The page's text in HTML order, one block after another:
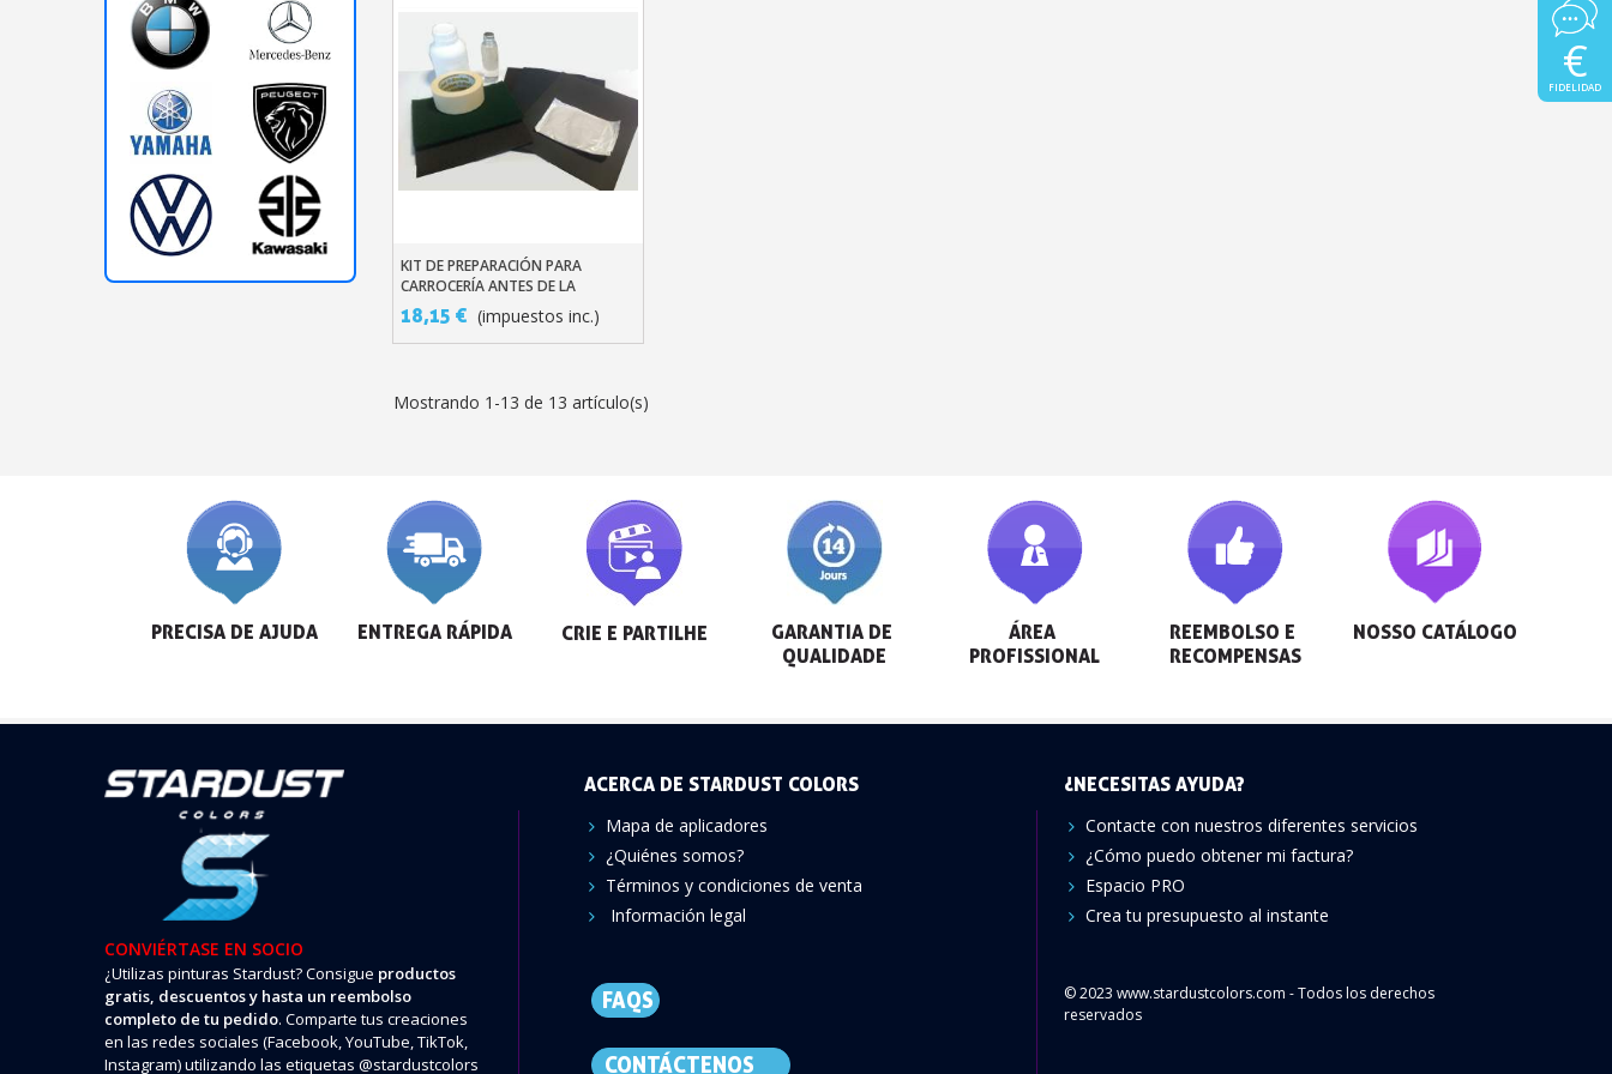
Añadir Al Carrito
KIT DE PREPARACIÓN PARA
CARROCERÍA ANTES DE LA
PINTURA
18,15 € (impuestos inc.)
Mostrando 1-13 de 13 artículo(s)
PRECISA DE AJUDA ENTREGA RÁPIDA CRIE E PARTILHE
GARANTIA DE
QUALIDADE
ÁREA
PROFISSIONAL
REEMBOLSO E
RECOMPENSAS
NOSSO CATÁLOGO
CONVIÉRTASE EN SOCIO
¿Utilizas pinturas Stardust? Consigue productos
gratis, descuentos y hasta un reembolso
completo de tu pedido. Comparte tus creaciones
en las redes sociales (Facebook, YouTube, TikTok,
Instagram) utilizando las etiquetas @stardustcolors
ACERCA DE STARDUST COLORS
Mapa de aplicadores
¿Quiénes somos?
Términos y condiciones de venta
Información legal
FAQS
CONTÁCTENOS
¿NECESITAS AYUDA?
Contacte con nuestros diferentes servicios
¿Cómo puedo obtener mi factura?
Espacio PRO
Crea tu presupuesto al instante
© 2023 www.stardustcolors.com - Todos los derechos
reservados
€
FIDELIDAD